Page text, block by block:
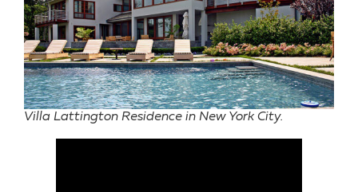
Villa Lattington Residence in New York City.